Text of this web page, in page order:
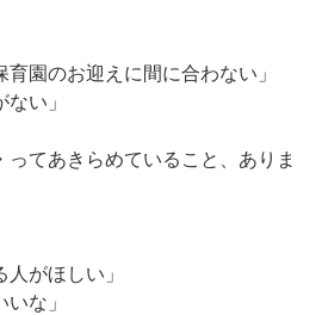
育園のお迎えに間に合わない」
い」
てあきらめていること、ありま
人がほしい」
な」